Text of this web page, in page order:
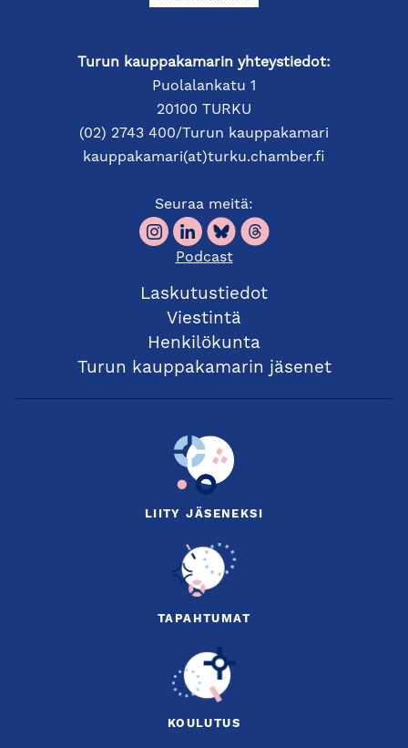
Turun kauppakamarin yhteystiedot:
Puolalankatu 1
20100 TURKU
(02) 2743 400/Turun kauppakamari
kauppakamari(at)turku.chamber.fi
Seuraa meitä:
Podcast
Laskutustiedot
Viestintä
Henkilökunta
Turun kauppakamarin jäsenet
LIITY JÄSENEKSI
TAPAHTUMAT
KOULUTUS